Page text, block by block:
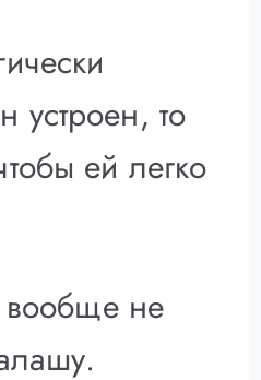
устроен, то
ей легко
вообще не